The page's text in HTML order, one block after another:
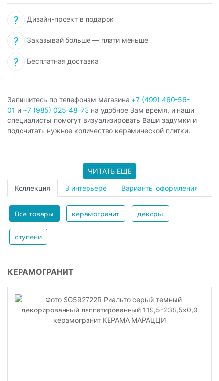
Дизайн-проект в подарок
Заказывай больше — плати меньше
Бесплатная доставка
Запишитесь по телефонам магазина +7 (499) 460-56-
01 и +7 (985) 025-48-73 на удобное Вам время, и наши
специалисты помогут визуализировать Ваши задумки и
подсчитать нужное количество керамической плитки.
ЧИТАТЬ ЕЩЕ
Коллекция В интерьере Варианты оформления
Все товары керамогранит декоры
ступени
КЕРАМОГРАНИТ